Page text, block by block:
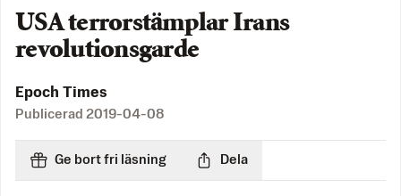
USA terrorstämplar Irans
revolutionsgarde
Epoch Times
Publicerad 2019-04-08
Ge bort fri läsning Dela